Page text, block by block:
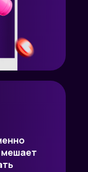
мешает